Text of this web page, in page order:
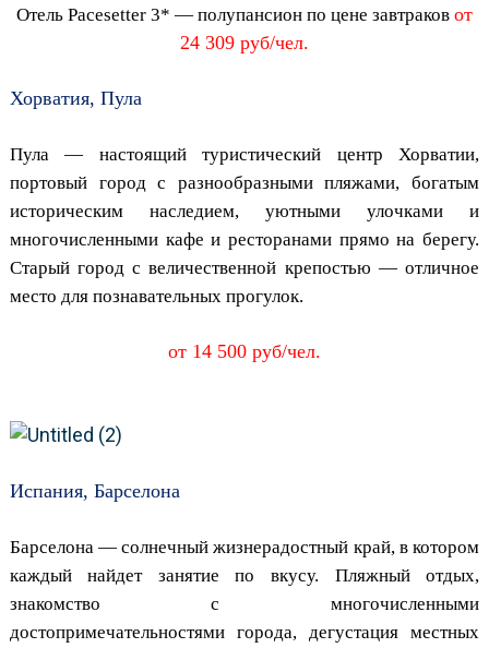
Отель Pacesetter 3* — полупансион по цене завтраков от
24 309 руб/чел.
Хорватия, Пула
Пула — настоящий туристический центр Хорватии,
портовый город с разнообразными пляжами, богатым
историческим наследием, уютными улочками и
многочисленными кафе и ресторанами прямо на берегу.
Старый город с величественной крепостью — отличное
место для познавательных прогулок.
от 14 500 руб/чел.
Испания, Барселона
Барселона — солнечный жизнерадостный край, в котором
каждый найдет занятие по вкусу. Пляжный отдых,
знакомство с многочисленными
достопримечательностями города, дегустация местных